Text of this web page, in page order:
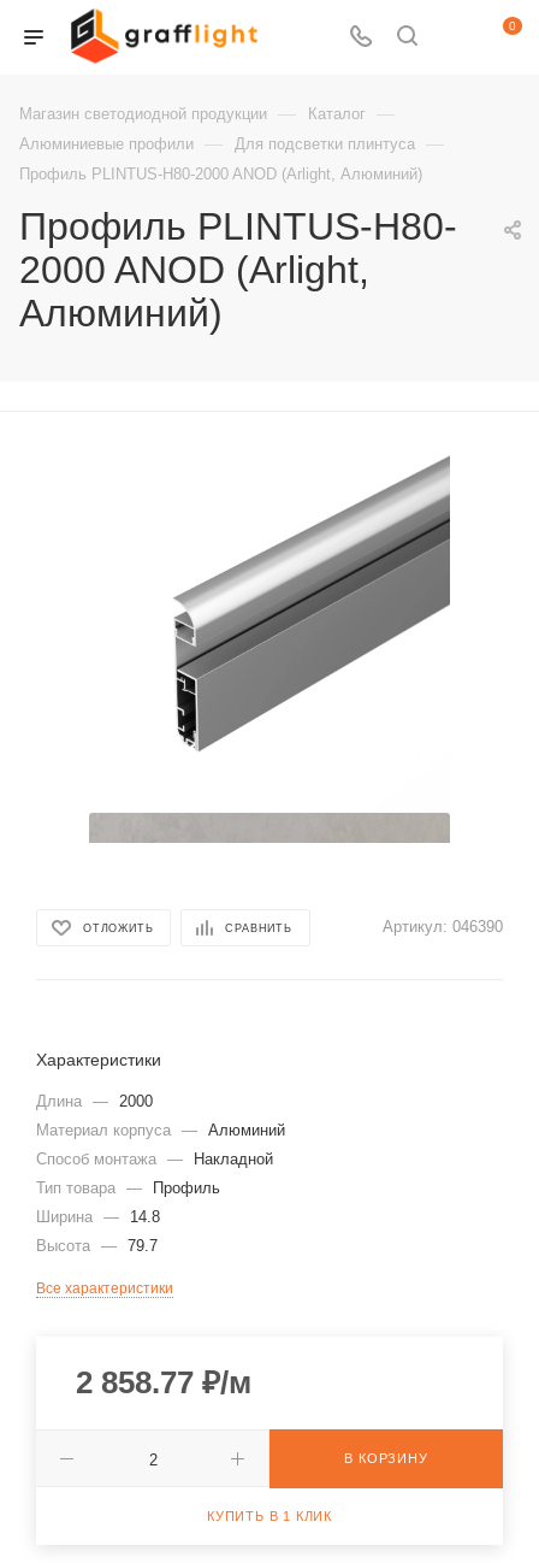
0
Магазин светодиодной продукции — Каталог —
Алюминиевые профили — Для подсветки плинтуса —
Профиль PLINTUS-H80-2000 ANOD (Arlight, Алюминий)
Профиль PLINTUS-H80-
2000 ANOD (Arlight,
Алюминий)
ОТЛОЖИТЬ СРАВНИТЬ Артикул: 046390
Характеристики
Длина — 2000
Материал корпуса — Алюминий
Способ монтажа —
Накладной
Тип товара —
Профиль
Ширина —
14.8
Высота — 79.7
Все характеристики
2 858.77 ₽/м
В КОРЗИНУ
КУПИТЬ В 1 КЛИК